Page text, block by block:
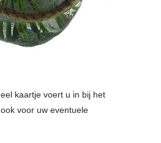
kaartje voert u in bij het
voor uw eventuele